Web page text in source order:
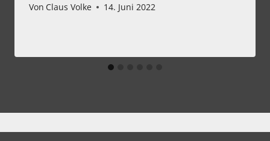
Von Claus Volke 14. Juni 2022